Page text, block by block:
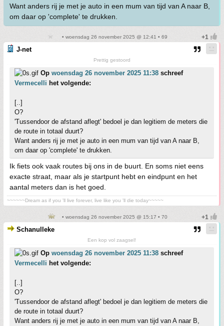
Want anders rij je met je auto in een mum van tijd van A naar B,
om daar op 'complete' te drukken.
• woensdag 26 november 2025 @ 12:41 • 69
J-net
Prettig gestoord
Op woensdag 26 november 2025 11:38 schreef
Vermecelli het volgende:
[..]
O?
'Tussendoor de afstand aflegt' bedoel je dan legitiem de meters die
de route in totaal duurt?
Want anders rij je met je auto in een mum van tijd van A naar B,
om daar op 'complete' te drukken.
Ik fiets ook vaak routes bij ons in de buurt. En soms niet eens
exacte straat, maar als je startpunt hebt en eindpunt en het
aantal meters dan is het goed.
~~~~~~Dream as if you 'll live forever, live like you 'll die today~~~~~
• woensdag 26 november 2025 @ 15:17 • 70
Schanulleke
Een kop vol zaagsel!
Op woensdag 26 november 2025 11:38 schreef
Vermecelli het volgende:
[..]
O?
'Tussendoor de afstand aflegt' bedoel je dan legitiem de meters die
de route in totaal duurt?
Want anders rij je met je auto in een mum van tijd van A naar B,